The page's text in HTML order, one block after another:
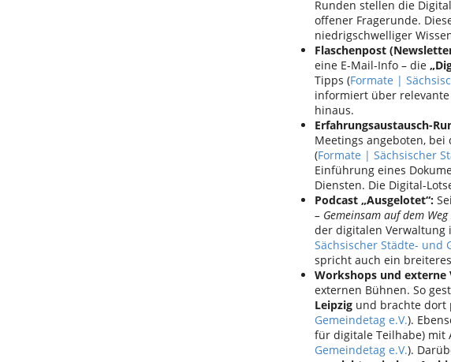
Runden stellen die
offener Fragerunde.
niedrigschwelliger
Flaschenpost
eine E-Mail-Info – die
Tipps (Formate |
informiert über
hinaus.
Erfahrungsaustausch-
Meetings angeboten,
(Formate | Sächsischer
Einführung eines
Diensten. Die Digital-
Podcast „Ausgelotet“:
– Gemeinsam auf dem
der digitalen Verwaltung
Sächsischer Städte- und
spricht auch ein
Workshops und externe
externen Bühnen. So
Leipzig und brachte dort
Gemeindetag e.V.).
für digitale Teilhabe) mit
Gemeindetag e.V.).